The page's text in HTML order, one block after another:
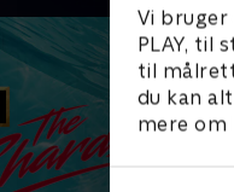
Vi bruger
PLAY, til
til
du kan
mere om